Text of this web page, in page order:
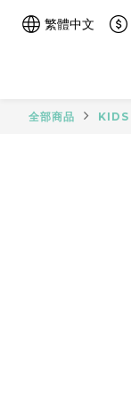
繁體中文
全部商品 KIDS